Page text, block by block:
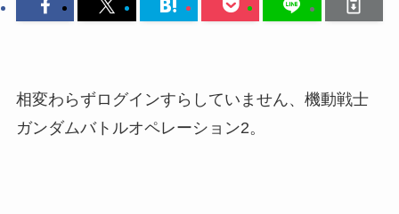
相変わらずログインすらしていません、機動戦士
ガンダムバトルオペレーション2。